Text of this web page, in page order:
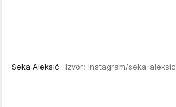
Seka Aleksić Izvor: Instagram/seka_aleksic